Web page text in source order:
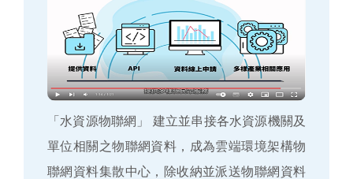
「水資源物聯網」 建立並串接各水資源機關及
單位相關之物聯網資料，成為雲端環境架構物
聯網資料集散中心，除收納並派送物聯網資料